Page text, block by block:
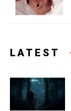
LATEST